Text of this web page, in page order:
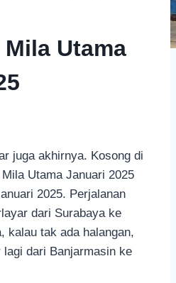
Utama
juga akhirnya. Kosong di
Utama Januari 2025
2025. Perjalanan
dari Surabaya ke
kalau tak ada halangan,
dari Banjarmasin ke